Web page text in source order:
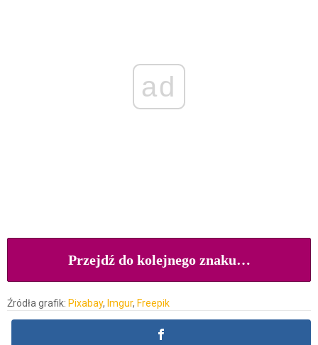
ad
Przejdź do kolejnego znaku…
Źródła grafik: Pixabay, Imgur, Freepik